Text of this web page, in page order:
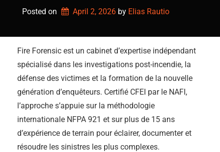
Posted on April 2, 2026 by Elias Rautio
Fire Forensic est un cabinet d’expertise indépendant
spécialisé dans les investigations post-incendie, la
défense des victimes et la formation de la nouvelle
génération d’enquêteurs. Certifié CFEI par le NAFI,
l’approche s’appuie sur la méthodologie
internationale NFPA 921 et sur plus de 15 ans
d’expérience de terrain pour éclairer, documenter et
résoudre les sinistres les plus complexes.